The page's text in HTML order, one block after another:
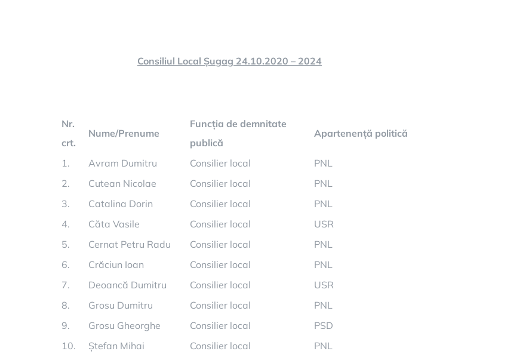
Consiliul Local Șugag 24.10.2020 – 2024
Nr.
crt.
Nume/Prenume
Funcția de demnitate
publică
Apartenență politică
1. Avram Dumitru Consilier local
PNL
2.
Cutean Nicolae Consilier local
PNL
3.
Catalina Dorin Consilier local
PNL
4.
Căta Vasile Consilier local
USR
5.
Cernat Petru Radu Consilier local
PNL
6.
Crăciun Ioan Consilier local
PNL
7.
Deoancă Dumitru Consilier local
USR
8.
Grosu Dumitru Consilier local
PNL
9.
Grosu Gheorghe Consilier local
PSD
10.
Ștefan Mihai Consilier local PNL